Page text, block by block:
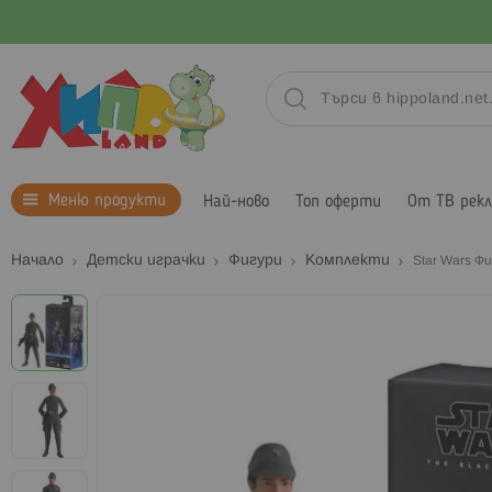
Меню продукти Най-ново Топ оферти От ТВ
Начало Детски играчки Фигури Комплекти Star Wars
Преминете
към
края
на
галерията
изображенията